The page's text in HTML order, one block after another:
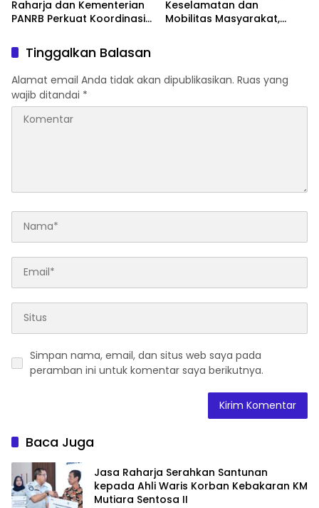
Raharja dan Kementerian
PANRB Perkuat Koordinasi
dan SWDKLLJ
Keselamatan dan
Mobilitas Masyarakat,
Awards 2026
Tinggalkan Balasan
Alamat email Anda tidak akan dipublikasikan. Ruas yang
wajib ditandai *
Simpan nama, email, dan situs web saya pada
peramban ini untuk komentar saya berikutnya.
Baca Juga
Jasa Raharja Serahkan Santunan
kepada Ahli Waris Korban Kebakaran KM
Mutiara Sentosa II